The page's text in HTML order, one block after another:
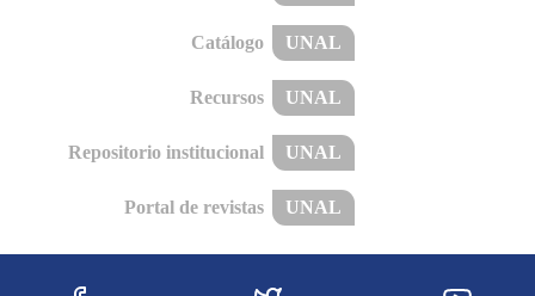
Catálogo UNAL
Recursos UNAL
Repositorio institucional UNAL
Portal de revistas UNAL